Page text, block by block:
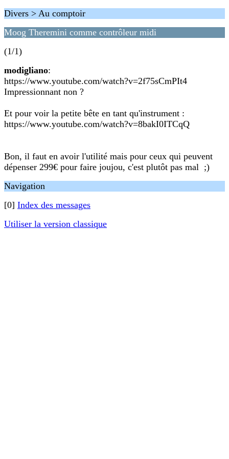
Divers > Au comptoir
Moog Theremini comme contrôleur midi
(1/1)
modigliano:
https://www.youtube.com/watch?v=2f75sCmPIt4
Impressionnant non ?
Et pour voir la petite bête en tant qu'instrument :
https://www.youtube.com/watch?v=8bakI0ITCqQ
Bon, il faut en avoir l'utilité mais pour ceux qui peuvent
dépenser 299€ pour faire joujou, c'est plutôt pas mal ;)
Navigation
[0] Index des messages
Utiliser la version classique